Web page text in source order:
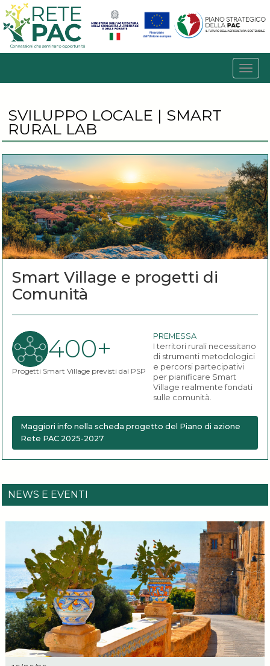
SVILUPPO LOCALE | SMART
RURAL LAB
Smart Village e progetti di
Comunità
400+
Progetti Smart Village previsti dal PSP
PREMESSA
I territori rurali necessitano
di strumenti metodologici
e percorsi partecipativi
per pianificare Smart
Village realmente fondati
sulle comunità.
Maggiori info nella scheda progetto del Piano di azione
Rete PAC 2025-2027
NEWS E EVENTI